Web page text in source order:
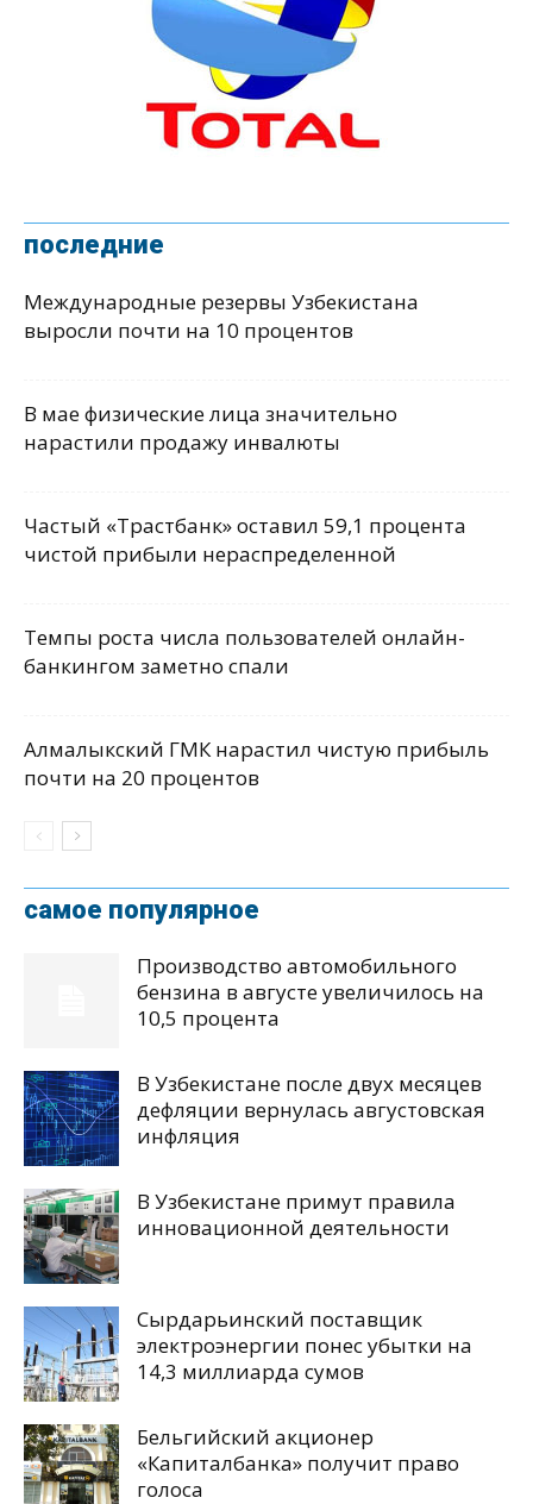
последние
Международные резервы Узбекистана
выросли почти на 10 процентов
В мае физические лица значительно
нарастили продажу инвалюты
Частый «Трастбанк» оставил 59,1 процента
чистой прибыли нераспределенной
Темпы роста числа пользователей онлайн-
банкингом заметно спали
Алмалыкский ГМК нарастил чистую прибыль
почти на 20 процентов
самое популярное
Производство автомобильного
бензина в августе увеличилось на
10,5 процента
В Узбекистане после двух месяцев
дефляции вернулась августовская
инфляция
В Узбекистане примут правила
инновационной деятельности
Сырдарьинский поставщик
электроэнергии понес убытки на
14,3 миллиарда сумов
Бельгийский акционер
«Капиталбанка» получит право
голоса